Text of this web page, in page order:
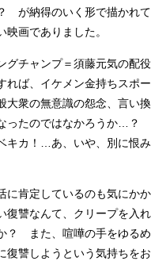
が納得のいく形で描かれて
画でありました。
チャンプ＝須藤元気の配役
ば、イケメン金持ちスポー
大衆の無意識の怨念、言い換
ったのではなかろうか…？
キカ！…あ、いや、別に恨み
肯定しているのも気にかか
復讐なんて、クリープを入れ
？ また、喧嘩の手をゆるめ
讐しようという気持ちをお